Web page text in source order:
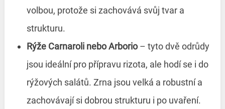
volbou, protože si zachovává svůj tvar a
strukturu.
Rýže Carnaroli nebo Arborio– tyto dvě odrůdy
jsou ideální pro přípravu rizota, ale hodí se i do
rýžových salátů. Zrna jsou velká a robustní a
zachovávají si dobrou strukturu i po uvaření.